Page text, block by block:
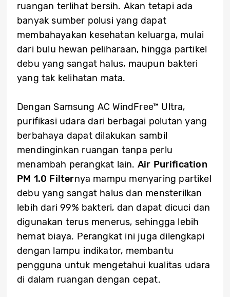
ruangan terlihat bersih. Akan tetapi ada
banyak sumber polusi yang dapat
membahayakan kesehatan keluarga, mulai
dari bulu hewan peliharaan, hingga partikel
debu yang sangat halus, maupun bakteri
yang tak kelihatan mata.
Dengan Samsung AC WindFree™ Ultra,
purifikasi udara dari berbagai polutan yang
berbahaya dapat dilakukan sambil
mendinginkan ruangan tanpa perlu
menambah perangkat lain. Air Purification
PM 1.0 Filternya mampu menyaring partikel
debu yang sangat halus dan mensterilkan
lebih dari 99% bakteri, dan dapat dicuci dan
digunakan terus menerus, sehingga lebih
hemat biaya. Perangkat ini juga dilengkapi
dengan lampu indikator, membantu
pengguna untuk mengetahui kualitas udara
di dalam ruangan dengan cepat.